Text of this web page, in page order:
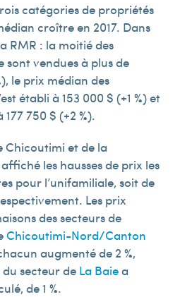
catégories de propriétés
croître en 2017. Dans
RMR : la moitié des
sont vendues à plus de
le prix médian des
établi à 153 000 $ (+1 %) et
750 $ (+2 %).
Chicoutimi et de la
les hausses de prix les
pour l’unifamiliale, soit de
Les prix
des secteurs de
Chicoutimi-Nord/Canton
augmenté de 2 %,
secteur de La Baiea
de 1 %.